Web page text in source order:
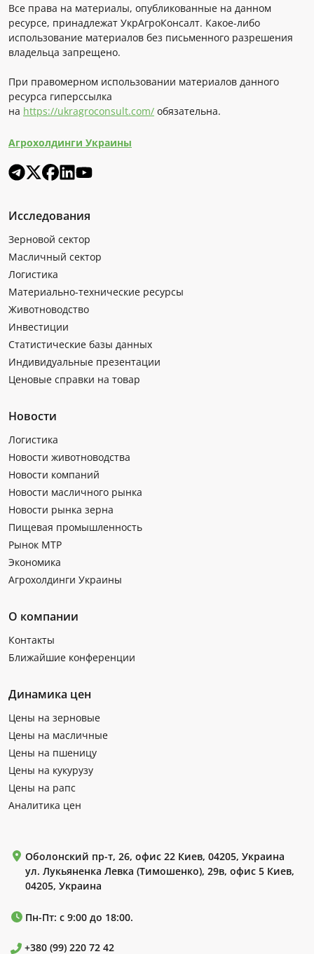
Все права на материалы, опубликованные на данном
ресурсе, принадлежат УкрАгроКонсалт. Какое-либо
использование материалов без письменного разрешения
владельца запрещено.
При правомерном использовании материалов данного
ресурса гиперссылка
на https://ukragroconsult.com/ обязательна.
Агрохолдинги Украины
Исследования
Зерновой сектор
Масличный сектор
Логистика
Материально-технические ресурсы
Животноводство
Инвестиции
Статистические базы данных
Индивидуальные презентации
Ценовые справки на товар
Новости
Логистика
Новости животноводства
Новости компаний
Новости масличного рынка
Новости рынка зерна
Пищевая промышленность
Рынок МТР
Экономика
Агрохолдинги Украины
О компании
Контакты
Ближайшие конференции
Динамика цен
Цены на зерновые
Цены на масличные
Цены на пшеницу
Цены на кукурузу
Цены на рапс
Аналитика цен
Оболонский пр-т, 26, офис 22 Киев, 04205, Украина
ул. Лукьяненка Левка (Тимошенко), 29в, офис 5 Киев,
04205, Украина
Пн-Пт: с 9:00 до 18:00.
+380 (99) 220 72 42